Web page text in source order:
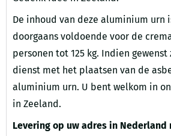
De inhoud van deze aluminium urn
doorgaans voldoende voor de
personen tot 125 kg. Indien gewenst
dienst met het plaatsen van de
aluminium urn. U bent welkom in
in Zeeland.
Levering op uw adres in Nederland